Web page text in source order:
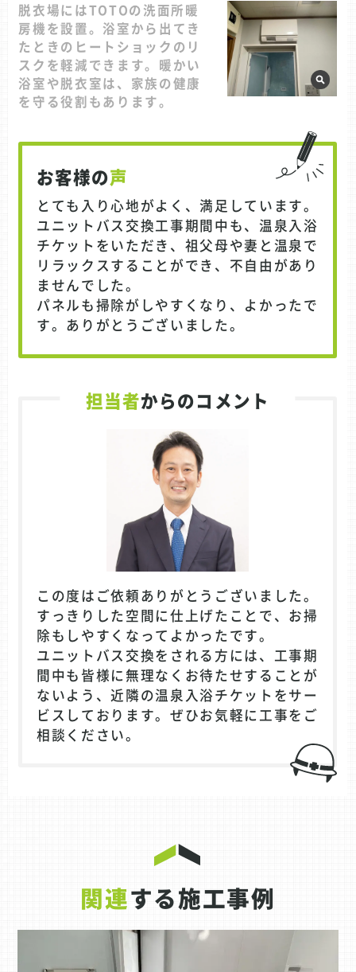
脱衣場にはTOTOの洗面所暖
房機を設置。浴室から出てき
たときのヒートショックのリ
スクを軽減できます。暖かい
浴室や脱衣室は、家族の健康
を守る役割もあります。
お客様の声
とても入り心地がよく、満足しています。
ユニットバス交換工事期間中も、温泉入浴
チケットをいただき、祖父母や妻と温泉で
リラックスすることができ、不自由があり
ませんでした。
パネルも掃除がしやすくなり、よかったで
す。ありがとうございました。
担当者からのコメント
この度はご依頼ありがとうございました。
すっきりした空間に仕上げたことで、お掃
除もしやすくなってよかったです。
ユニットバス交換をされる方には、工事期
間中も皆様に無理なくお待たせすることが
ないよう、近隣の温泉入浴チケットをサー
ビスしております。ぜひお気軽に工事をご
相談ください。
関連する施工事例